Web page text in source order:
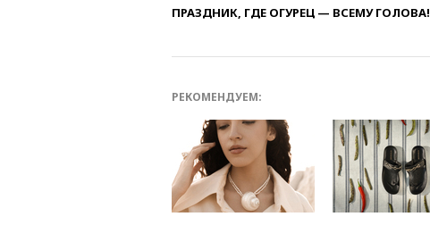
ПРАЗДНИК, ГДЕ ОГУРЕЦ — ВСЕМУ ГОЛОВА!
РЕКОМЕНДУЕМ: